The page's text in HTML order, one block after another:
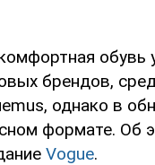
обувь
брендов,
однако в
формате. Об
Vogue.